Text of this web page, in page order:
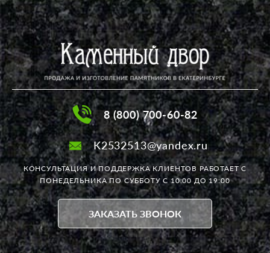
8 (800) 700-60-82
K2532513@yandex.ru
КОНСУЛЬТАЦИЯ И ПОДДЕРЖКА КЛИЕНТОВ РАБОТАЕТС
ПОНЕДЕЛЬНИКА ПО СУББОТУ С 10:00 ДО 19:00
ЗАКАЗАТЬ ЗВОНОК